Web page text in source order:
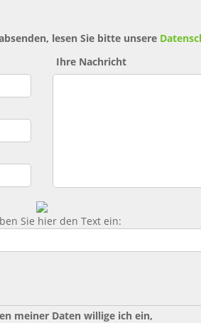
lesen Sie bitte unsere
Ihre Nachricht
Sie hier den Text ein:
meiner Daten willige ich ein,